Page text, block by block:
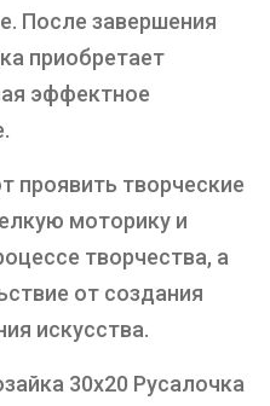
После завершения
приобретает
эффектное
проявить творческие
моторику и
творчества, а
от создания
искусства.
30х20 Русалочка